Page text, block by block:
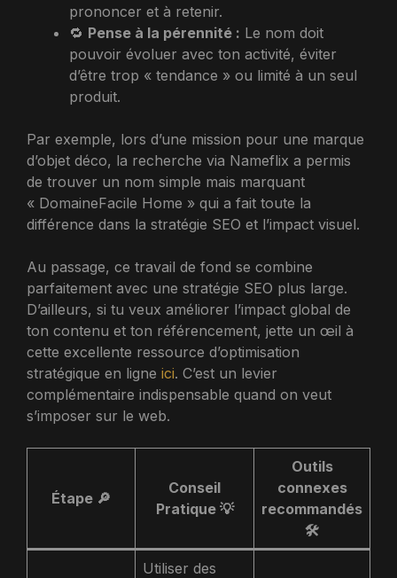
prononcer et à retenir.
🔁 Pense à la pérennité : Le nom doit
pouvoir évoluer avec ton activité, éviter
d’être trop « tendance » ou limité à un seul
produit.
Par exemple, lors d’une mission pour une marque
d’objet déco, la recherche via Nameflix a permis
de trouver un nom simple mais marquant
« DomaineFacile Home » qui a fait toute la
différence dans la stratégie SEO et l’impact visuel.
Au passage, ce travail de fond se combine
parfaitement avec une stratégie SEO plus large.
D’ailleurs, si tu veux améliorer l’impact global de
ton contenu et ton référencement, jette un œil à
cette excellente ressource d’optimisation
stratégique en ligne ici. C’est un levier
complémentaire indispensable quand on veut
s’imposer sur le web.
Étape 🔎
Conseil
Pratique 💡
Outils
connexes
recommandés
🛠️
Utiliser des